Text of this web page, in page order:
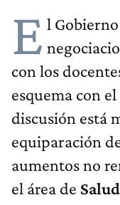
E l
con los
esquema con
discusión está
equiparación
aumentos no
el área de Salud